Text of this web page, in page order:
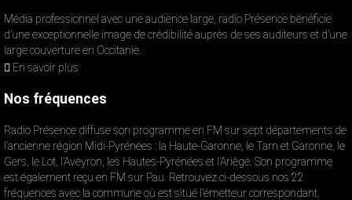
Média professionnel avec une audience large, radio Présence bénéficie
d’une exceptionnelle image de crédibilité auprès de ses auditeurs et d’une
large couverture en Occitanie.
En savoir plus
Nos fréquences
Radio Présence diffuse son programme en FM sur sept départements de
l’ancienne région Midi-Pyrénées : la Haute-Garonne, le Tarn et Garonne, le
Gers, le Lot, l’Aveyron, les Hautes-Pyrénées et l’Ariège. Son programme
est également reçu en FM sur Pau. Retrouvez ci-dessous nos 22
fréquences avec la commune où est situé l’émetteur correspondant.